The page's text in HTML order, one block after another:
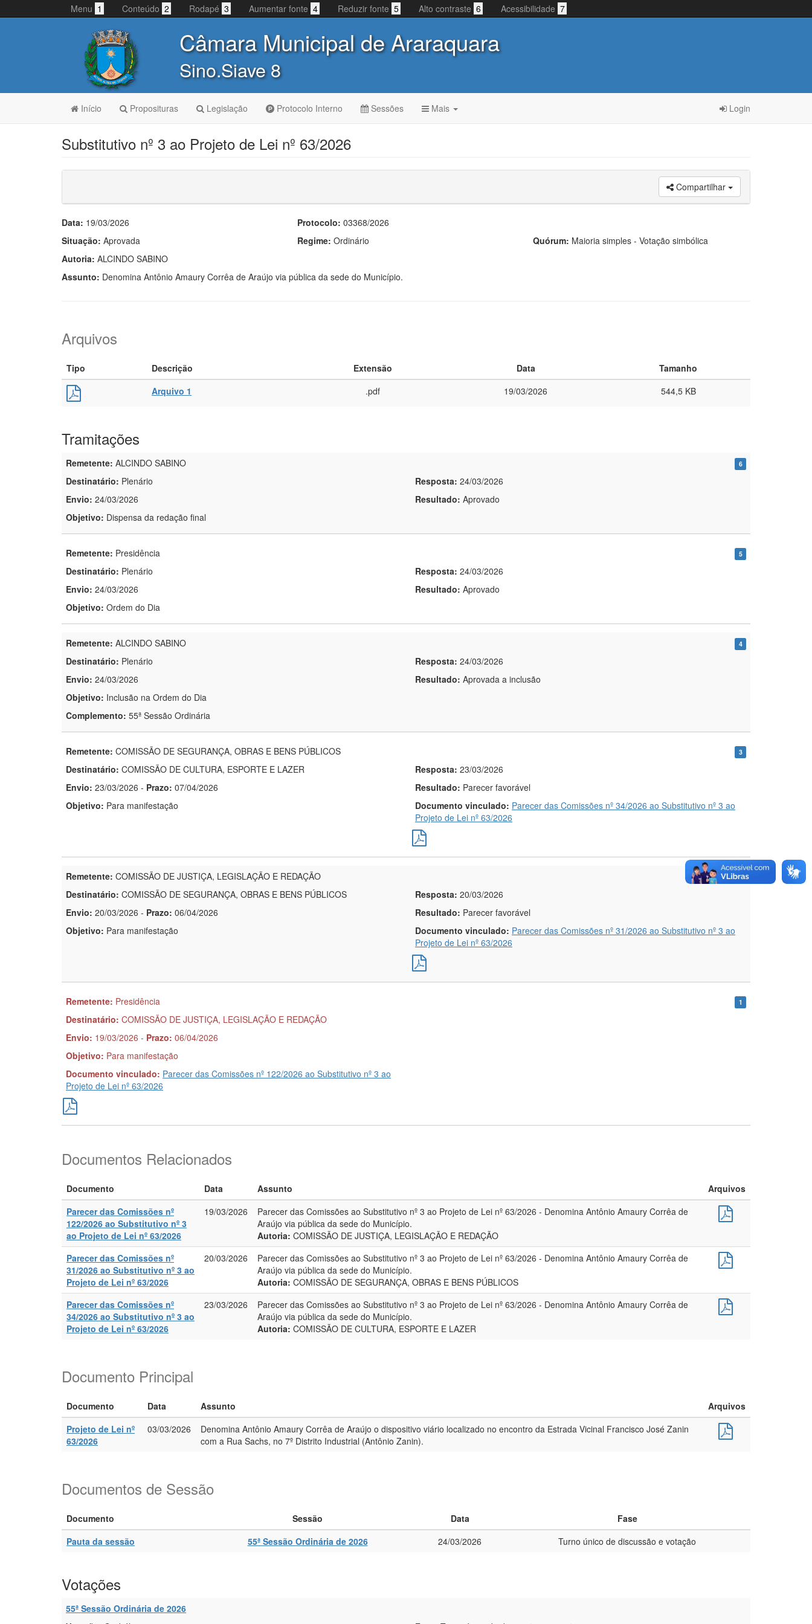
Menu 1 Conteúdo 2 Rodapé 3 Aumentar fonte 4 Reduzir fonte 5 Alto contraste 6 Acessibilidade 7
Câmara Municipal de Araraquara
Sino.Siave 8
Início Proposituras Legislação Protocolo Interno Sessões Mais Login
Substitutivo nº 3 ao Projeto de Lei nº 63/2026
Compartilhar
Data: 19/03/2026 Protocolo: 03368/2026
Situação: Aprovada Regime: Ordinário Quórum: Maioria simples - Votação simbólica
Autoria: ALCINDO SABINO
Assunto: Denomina Antônio Amaury Corrêa de Araújo via pública da sede do Município.
Arquivos
Tipo Descrição Extensão Data
Tamanho
Arquivo 1
.pdf 19/03/2026 544,5 KB
Tramitações
6
Remetente: ALCINDO SABINO
Destinatário: Plenário
Envio: 24/03/2026
Objetivo: Dispensa da redação final
Resposta: 24/03/2026
Resultado: Aprovado
5
Remetente: Presidência
Destinatário: Plenário
Envio: 24/03/2026
Objetivo: Ordem do Dia
Resposta: 24/03/2026
Resultado: Aprovado
4
Remetente: ALCINDO SABINO
Destinatário: Plenário
Envio: 24/03/2026
Objetivo: Inclusão na Ordem do Dia
Complemento: 55ª Sessão Ordinária
Resposta: 24/03/2026
Resultado: Aprovada a inclusão
3
Remetente: COMISSÃO DE SEGURANÇA, OBRAS E BENS PÚBLICOS
Destinatário: COMISSÃO DE CULTURA, ESPORTE E LAZER
Envio: 23/03/2026 - Prazo: 07/04/2026
Objetivo: Para manifestação
Resposta: 23/03/2026
Resultado: Parecer favorável
Documento vinculado: Parecer das Comissões nº 34/2026 ao Substitutivo nº 3 ao
Projeto de Lei nº 63/2026
2
Remetente: COMISSÃO DE JUSTIÇA, LEGISLAÇÃO E REDAÇÃO
Destinatário: COMISSÃO DE SEGURANÇA, OBRAS E BENS PÚBLICOS
Envio: 20/03/2026 - Prazo: 06/04/2026
Objetivo: Para manifestação
Resposta: 20/03/2026
Resultado: Parecer favorável
Documento vinculado: Parecer das Comissões nº 31/2026 ao Substitutivo nº 3 ao
Projeto de Lei nº 63/2026
1
Remetente: Presidência
Destinatário: COMISSÃO DE JUSTIÇA, LEGISLAÇÃO E REDAÇÃO
Envio: 19/03/2026 - Prazo: 06/04/2026
Objetivo: Para manifestação
Documento vinculado: Parecer das Comissões nº 122/2026 ao Substitutivo nº 3 ao
Projeto de Lei nº 63/2026
Documentos Relacionados
Documento Data Assunto
Arquivos
Parecer das Comissões nº
122/2026 ao Substitutivo nº 3
ao Projeto de Lei nº 63/2026
19/03/2026
Parecer das Comissões ao Substitutivo nº 3 ao Projeto de Lei nº 63/2026 - Denomina Antônio Amaury Corrêa de
Araújo via pública da sede do Município.
Autoria: COMISSÃO DE JUSTIÇA, LEGISLAÇÃO E REDAÇÃO
Parecer das Comissões nº
31/2026 ao Substitutivo nº 3 ao
Projeto de Lei nº 63/2026
20/03/2026
Parecer das Comissões ao Substitutivo nº 3 ao Projeto de Lei nº 63/2026 - Denomina Antônio Amaury Corrêa de
Araújo via pública da sede do Município.
Autoria: COMISSÃO DE SEGURANÇA, OBRAS E BENS PÚBLICOS
Parecer das Comissões nº
34/2026 ao Substitutivo nº 3 ao
Projeto de Lei nº 63/2026
23/03/2026
Parecer das Comissões ao Substitutivo nº 3 ao Projeto de Lei nº 63/2026 - Denomina Antônio Amaury Corrêa de
Araújo via pública da sede do Município.
Autoria: COMISSÃO DE CULTURA, ESPORTE E LAZER
Documento Principal
Documento Data Assunto
Arquivos
Projeto de Lei nº
63/2026
03/03/2026
Denomina Antônio Amaury Corrêa de Araújo o dispositivo viário localizado no encontro da Estrada Vicinal Francisco José Zanin
com a Rua Sachs, no 7º Distrito Industrial (Antônio Zanin).
Documentos de Sessão
Documento Sessão Data
Fase
Pauta da sessão
55ª Sessão Ordinária de 2026 24/03/2026 Turno único de discussão e votação
Votações
55ª Sessão Ordinária de 2026